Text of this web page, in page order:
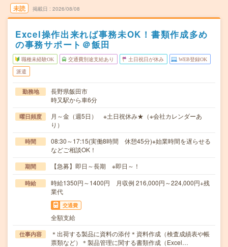
未読 掲載日 2026/08/08
Excel操作出来れば事務未OK！書類作成多め
の事務サポート＠飯田
職種未経験OK 交通費別途支給あり 土日祝日が休み WEB登録OK
派遣
勤務地
長野県飯田市
時又駅から車6分
曜日頻度
月～金（週5日） ※土日祝休み★（※会社カレンダーあ
り）
時間
08:30～17:15(実働8時間 休憩45分)※始業時間を遅らせる
などご相談OK！
期間 【急募】即日～長期 ※即日～！
時給
時給1350円～1400円 月収例 216,000円～224,000円+残
業代
交通費
全額支給
仕事内容
＊出荷する製品に資料の添付＊資料作成（検査成績表や帳
票類など）＊製品管理に関する書類作成（Excel…